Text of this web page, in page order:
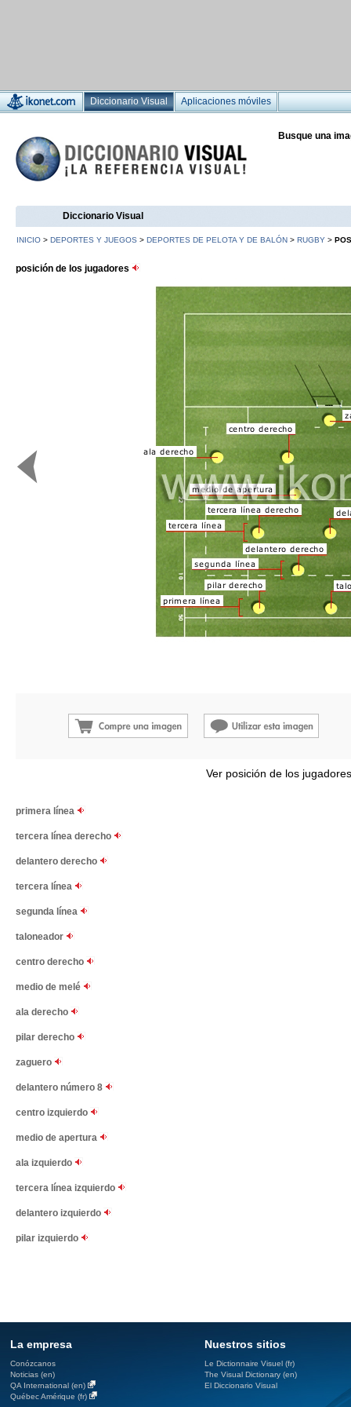
Diccionario Visual Aplicaciones móviles
Busque una
Diccionario Visual
INICIO > DEPORTES Y JUEGOS > DEPORTES DE PELOTA Y DE BALÓN > RUGBY >
posición de los jugadores
Ver posición de los
primera línea
tercera línea derecho
delantero derecho
tercera línea
segunda línea
taloneador
centro derecho
medio de melé
ala derecho
pilar derecho
zaguero
delantero número 8
centro izquierdo
medio de apertura
ala izquierdo
tercera línea izquierdo
delantero izquierdo
pilar izquierdo
La empresa
Conózcanos
Noticias (en)
QA International (en)
Québec Amérique (fr)
Nuestros sitios
Le Dictionnaire Visuel (fr)
The Visual Dictionary (en)
El Diccionario Visual